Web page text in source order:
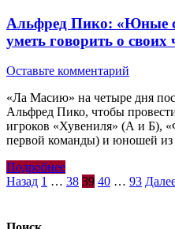
Альфред Пико: «Юные
уметь говорить о своих
Оставьте комментарий
«Ла Масию» на четыре дня
Альфред Пико, чтобы
игроков «Хувениля» (А и Б),
первой команды) и юношей из
Подробнее
Пагинация
Назад 1 … 38 39 40 … 93